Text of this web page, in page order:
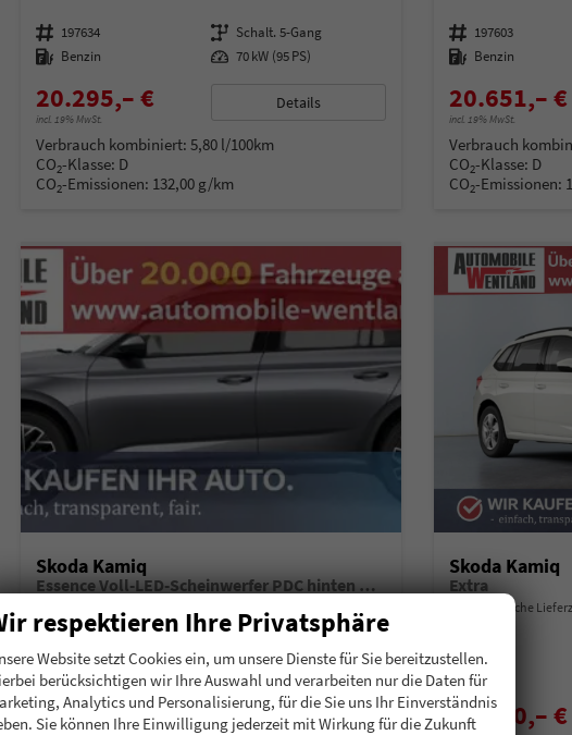
Fahrzeugnummer 197634 Getriebe Schalt. 5-Gang
Kraftstoff Benzin Leistung 70 kW (95 PS)
20.295,– €
incl. 19% MwSt.
Details
Verbrauch kombiniert: 5,80 l/100km
CO2-Klasse: D
CO2-Emissionen: 132,00 g/km
Fahrzeugnummer 197603
Kraftstoff Benzin
20.651,– €
incl. 19% MwSt.
Verbrauch
CO2-Klasse: D
CO2-Emissionen:
Skoda Kamiq
Essence Voll-LED-Scheinwerfer PDC hinten Klima
Fahrzeugnummer 196911
Schalt. 5-Gang
Benzin 70 kW (95 PS)
20.780,– € Details
Skoda Kamiq
Extra
unverbindliche
Fahrzeugnummer
Kraftstoff Benzin
20.850,– €
respektieren Ihre Privatsphäre
Website setzt Cookies ein, um unsere Dienste für Sie bereitzustellen.
berücksichtigen wir Ihre Auswahl und verarbeiten nur die Daten für
Analytics und Personalisierung, für die Sie uns Ihr Einverständnis
Sie können Ihre Einwilligung jederzeit mit Wirkung für die Zukunft